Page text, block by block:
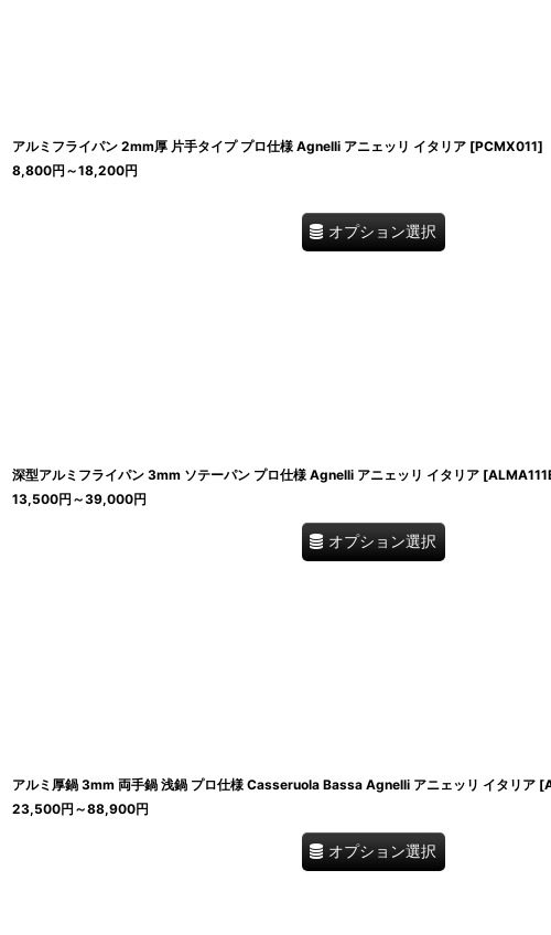
アルミフライパン 2mm厚 片手タイプ プロ仕様 Agnelli アニェッリ イタリア [PCMX011]
8,800円 ～18,200円
オプション選択
深型アルミフライパン 3mm ソテーパン プロ仕様 Agnelli アニェッリ イタリア [
13,500円 ～39,000円
オプション選択
アルミ厚鍋 3mm 両手鍋 浅鍋 プロ仕様 Casseruola Bassa Agnelli アニェッリ イタリア [
23,500円 ～88,900円
オプション選択